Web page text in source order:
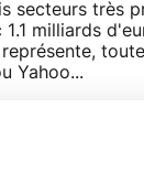
secteurs très
milliards
Yahoo...